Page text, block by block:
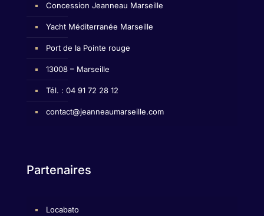
Concession Jeanneau Marseille
Yacht Méditerranée Marseille
Port de la Pointe rouge
13008 – Marseille
Tél. : 04 91 72 28 12
contact@jeanneaumarseille.com
Partenaires
Locabato